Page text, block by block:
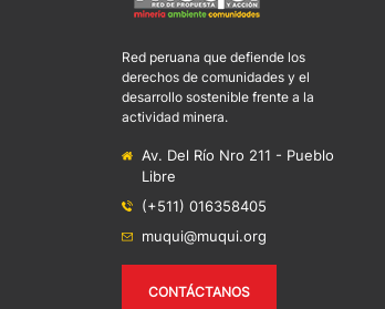
Red peruana que defiende los
derechos de comunidades y el
desarrollo sostenible frente a la
actividad minera.
Av. Del Río Nro 211 - Pueblo
Libre
(+511) 016358405
muqui@muqui.org
CONTÁCTANOS